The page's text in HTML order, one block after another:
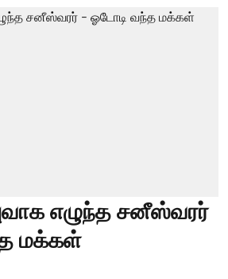
எழுந்த சனீஸ்வரர்
மக்கள்